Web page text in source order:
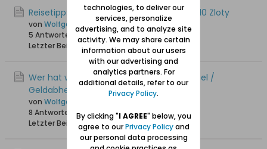
Reisetipp: Halbjahres-Seniorentickets für 10 Zloty
von Wolfgang
5 Antworten
3.053 Hits0 Likes
Letzter Beitrag 05.11.2024, 11:38
Wer hat weitere Tipps zum Bargeldwechsel /
Geldabheben / Bezahlen
von Wolfgang
8 Antworten
8.997 Hits0 Likes
Letzter Beitrag29.08.2024, 21:03
technologies, to deliver our
services, personalize
advertising, and to analyze site
activity. We may share certain
information about our users
with our advertising and
analytics partners. For
additional details, refer to our
Privacy Policy.
By clicking "I AGREE" below, you
agree to ourPrivacy Policyand
our personal data processing